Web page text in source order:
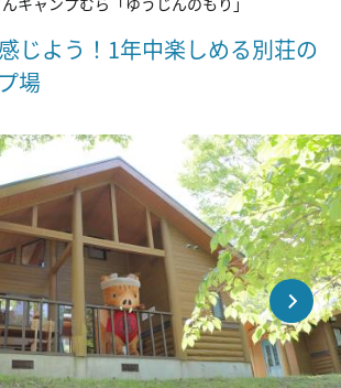
じよう！1年中楽しめる別荘の
場